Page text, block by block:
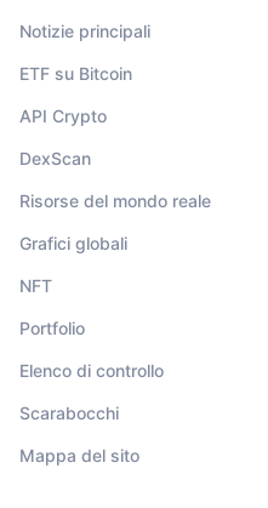
Notizie principali
ETF su Bitcoin
API Crypto
DexScan
Risorse del mondo reale
Grafici globali
NFT
Portfolio
Elenco di controllo
Scarabocchi
Mappa del sito